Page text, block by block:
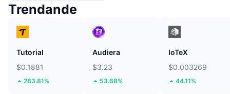
Trendande
Tutorial
$0.1881
283.81%
Audiera
$3.23
53.68%
IoTeX
$0.003269
44.11%